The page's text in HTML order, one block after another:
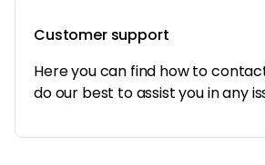
Customer support
Here you can find how to
do our best to assist you in any